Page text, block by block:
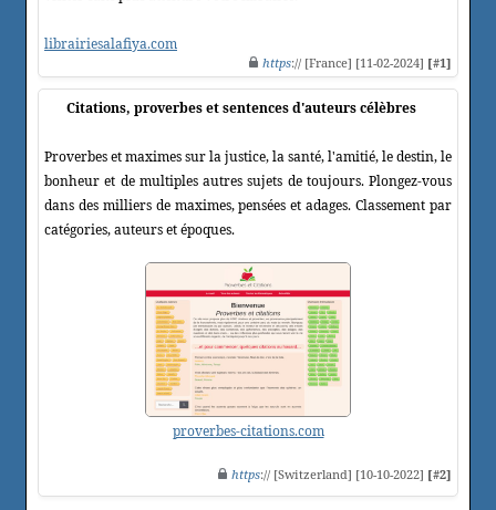
librairiesalafiya.com
https:// [France] [11-02-2024] [#1]
Citations, proverbes et sentences d'auteurs célèbres
Proverbes et maximes sur la justice, la santé, l'amitié, le destin, le
bonheur et de multiples autres sujets de toujours. Plongez-vous
dans des milliers de maximes, pensées et adages. Classement par
catégories, auteurs et époques.
proverbes-citations.com
https:// [Switzerland] [10-10-2022] [#2]